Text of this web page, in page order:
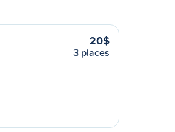
20$
3 places